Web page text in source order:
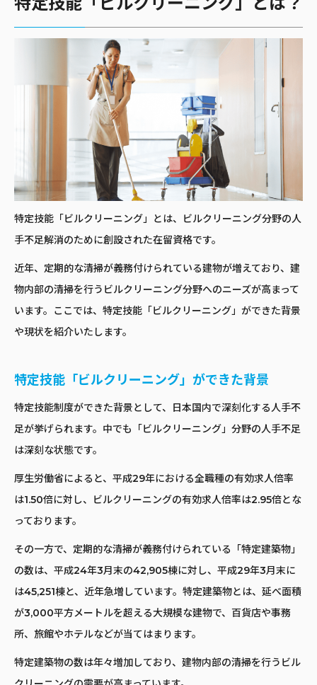
特定技能「ビルクリーニング」とは、ビルクリーニング分野の人
手不足解消のために創設された在留資格です。
近年、定期的な清掃が義務付けられている建物が増えており、建
物内部の清掃を行うビルクリーニング分野へのニーズが高まって
います。ここでは、特定技能「ビルクリーニング」ができた背景
や現状を紹介いたします。
特定技能「ビルクリーニング」ができた背景
特定技能制度ができた背景として、日本国内で深刻化する人手不
足が挙げられます。中でも「ビルクリーニング」分野の人手不足
は深刻な状態です。
厚生労働省によると、平成29年における全職種の有効求人倍率
は1.50倍に対し、ビルクリーニングの有効求人倍率は2.95倍とな
っております。
その一方で、定期的な清掃が義務付けられている「特定建築物」
の数は、平成24年3月末の42,905棟に対し、平成29年3月末に
は45,251棟と、近年急増しています。特定建築物とは、延べ面積
が3,000平方メートルを超える大規模な建物で、百貨店や事務
所、旅館やホテルなどが当てはまります。
特定建築物の数は年々増加しており、建物内部の清掃を行うビル